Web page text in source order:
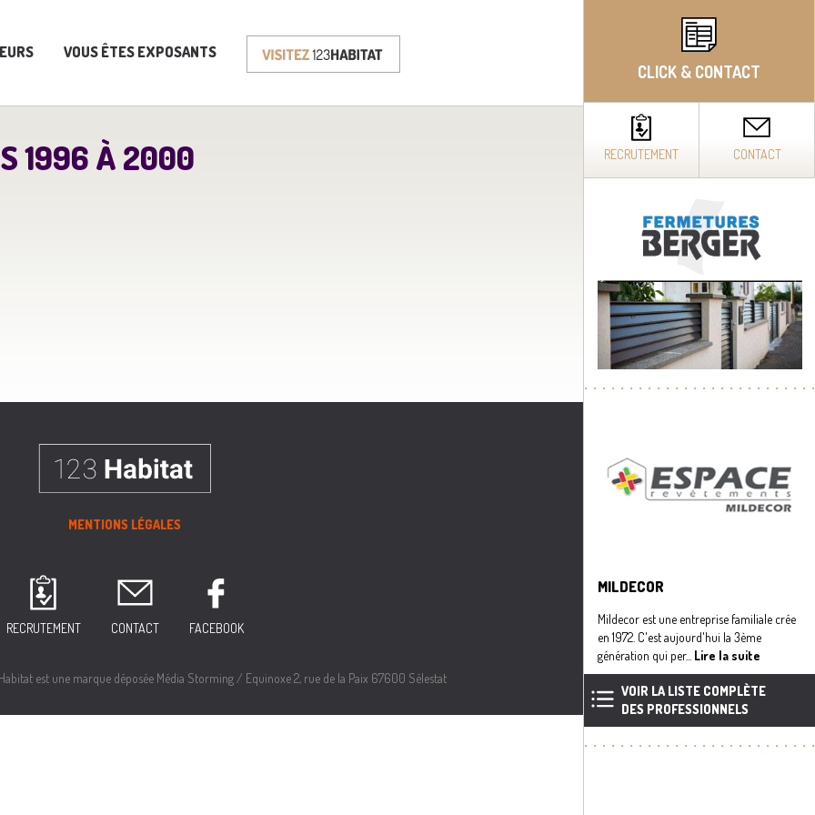
VOUS ÊTES EXPOSANTS
CLICK & CONTACT
RECRUTEMENT CONTACT
MILDECOR
Mildecor est une entreprise familiale crée
en 1972. C'est aujourd'hui la 3ème
génération qui per... Lire la suite
VOIR LA LISTE COMPLÈTE
DES PROFESSIONNELS
1996 À 2000
MENTIONS LÉGALES
RECRUTEMENT CONTACT FACEBOOK
est une marque déposée Média Storming / Equinoxe 2, rue de la Paix 67600 Sélestat